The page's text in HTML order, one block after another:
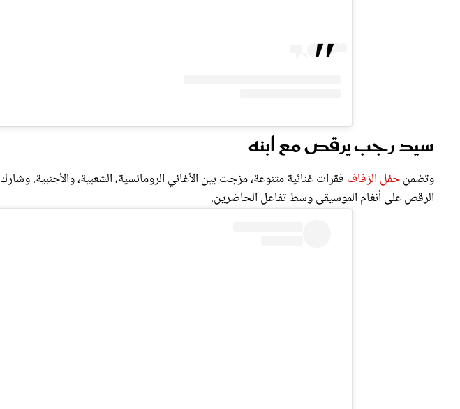
سيد رجب يرقص مع ابنه
وتضمنحفل الزفاف فقرات غنائية متنوعة، مزجت بين الأغاني الرومانسية، الشعبية، والأجنبية. وشارك
الرقص على أنغام الموسيقى وسط تفاعل الحاضرين.